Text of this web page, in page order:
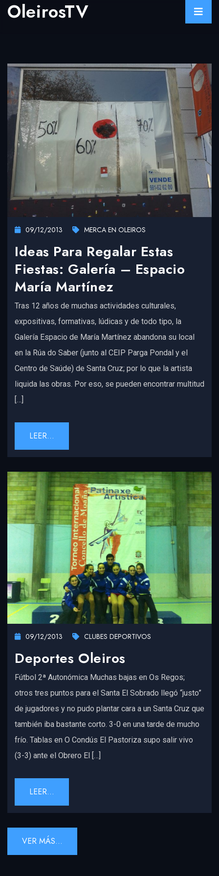
OleirosTV
09/12/2013 MERCA EN OLEIROS
Ideas Para Regalar Estas
Fiestas: Galería – Espacio
María Martínez
Tras 12 años de muchas actividades culturales,
expositivas, formativas, lúdicas y de todo tipo, la
Galería Espacio de María Martínez abandona su local
en la Rúa do Saber (junto al CEIP Parga Pondal y el
Centro de Saúde) de Santa Cruz; por lo que la artista
liquida las obras. Por eso, se pueden encontrar multitud
[…]
LEER...
09/12/2013 CLUBES DEPORTIVOS
Deportes Oleiros
Fútbol 2ª Autonómica Muchas bajas en Os Regos;
otros tres puntos para el Santa El Sobrado llegó “justo”
de jugadores y no pudo plantar cara a un Santa Cruz que
también iba bastante corto. 3-0 en una tarde de mucho
frío. Tablas en O Condús El Pastoriza supo salir vivo
(3-3) ante el Obrero El […]
LEER...
VER MÁS...